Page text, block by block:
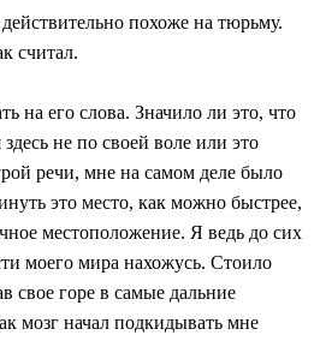
похоже на тюрьму.
считал.
на его слова. Значило ли это, что
здесь не по своей воле или это
речи, мне на самом деле было
это место, как можно быстрее,
местоположение. Я ведь до сих
моего мира нахожусь. Стоило
свое горе в самые дальние
мозг начал подкидывать мне